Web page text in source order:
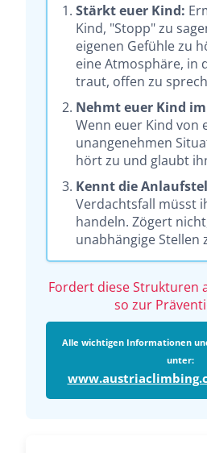
Stärkt euer Kind:
Kind, "Stopp" zu
eigenen Gefühle zu
eine Atmosphäre, in
traut, offen zu
Nehmt euer Kind
Wenn euer Kind von
unangenehmen
hört zu und glaubt
Kennt die
Verdachtsfall müsst
handeln. Zögert
unabhängige Stellen
Fordert diese Strukturen
so zur
Alle wichtigen Informationen
unter: